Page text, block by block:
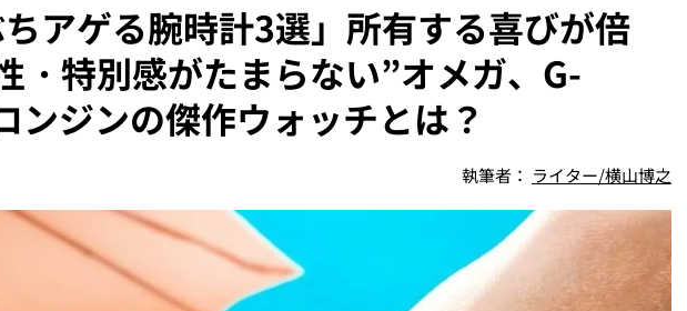
ちアゲる腕時計3選」所有する喜びが倍
・特別感がたまらない”オメガ、G-
ンジンの傑作ウォッチとは？
執筆者： ライター/横山博之